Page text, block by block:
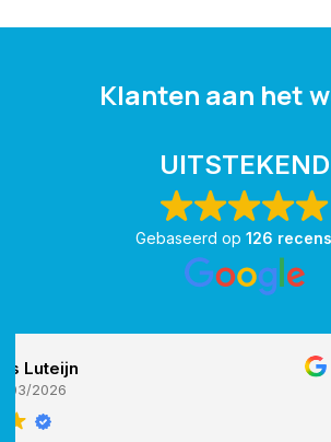
Klanten aan het
UITSTEKEND
Gebaseerd op 126